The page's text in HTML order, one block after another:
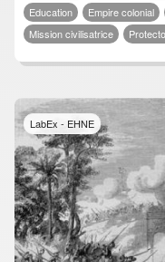
Education
Empire colonial
Mission civilisatrice
LabEx - EHNE